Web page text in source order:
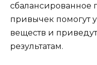
сбалансированное
привычек помогут
веществ и
результатам.